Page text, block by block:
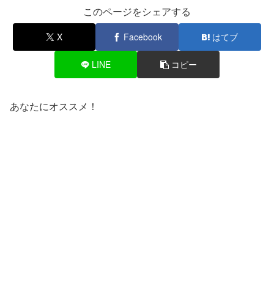
このページをシェアする
X Facebook はてブ
LINE コピー
あなたにオススメ！